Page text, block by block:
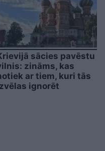
sācies pavēstu
zināms, kas
ar tiem, kuri tās
ignorēt